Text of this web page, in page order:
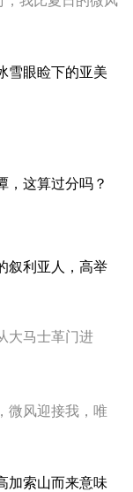
雪眼睑下的亚美
，这算过分吗？
叙利亚人，高举
大马士革门进
微风迎接我，唯
加索山而来意味